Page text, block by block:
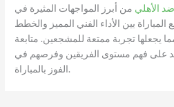
الأهلي من أبرز المواجهات المثيرة في
بين الأداء الفني المميز والخطط
يجعلها تجربة ممتعة للمشجعين. متابعة
على فهم مستوى الفريقين وفرصهم في
الفوز بالمباراة.